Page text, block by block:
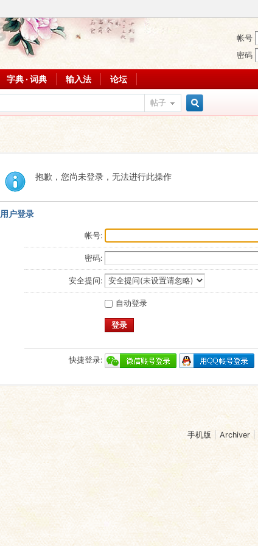
帐号
密码
字典 · 词典 输入法 论坛
帖子
抱歉，您尚未登录，无法进行此操作
用户登录
帐号:
密码:
安全提问:
自动登录
登录
快捷登录:
手机版 Archiver